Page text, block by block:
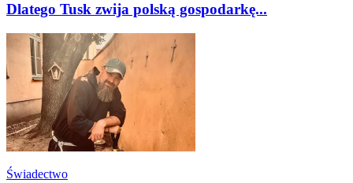
Dlatego Tusk zwija polską gospodarkę...
Świadectwo